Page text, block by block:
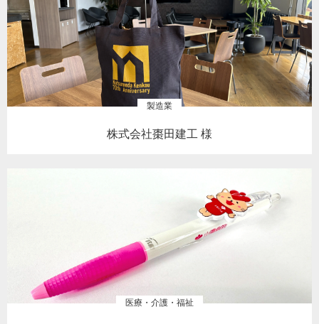
製造業
株式会社棗田建工 様
医療・介護・福祉